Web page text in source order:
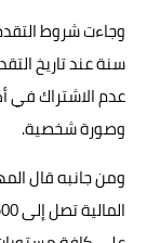
سنة عند تاريخ
عدم الاشتراك في
وصورة شخصية.
ومن جانبه قال
المالية تصل إلى 500 ألف جنيه